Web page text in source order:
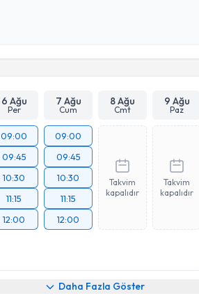
Takvim Talebini Gönder
6 Ağu
Per
7 Ağu
Cum
8 Ağu
Cmt
9 Ağu
Paz
09:00
09:45
10:30
11:15
12:00
09:00
09:45
10:30
11:15
12:00
Takvim
kapalıdır
Takvim
kapalıdır
Daha Fazla Göster